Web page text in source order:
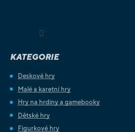
KATEGORIE
Deskové hry
Malé a karetní hry
Hry na hrdiny a gamebooky
Dětské hry
Figurkové hry